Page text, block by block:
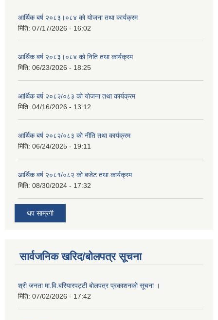
आर्थिक बर्ष २०८३।०८४ को योजना तथा कार्यक्रम
मिति: 07/17/2026 - 16:02
आर्थिक बर्ष २०८३।०८४ को निति तथा कार्यक्रम
मिति: 06/23/2026 - 18:25
आर्थिक बर्ष २०८२/०८३ काे याेजना तथा कार्यक्रम
मिति: 04/16/2026 - 13:12
आर्थिक बर्ष २०८२/०८३ काे नीति तथा कार्यक्रम
मिति: 06/24/2025 - 19:11
आर्थिक बर्ष २०८१/०८२ को बजेट तथा कार्यक्रम
मिति: 08/30/2024 - 17:32
थप साम्रगी
सार्वजनिक खरिद/बोलपत्र सूचना
श्री जनता मा.वि.बरियारपट्टी बाेलपत्र प्रकाशनकाे सूचना ।
मिति: 07/02/2026 - 17:42